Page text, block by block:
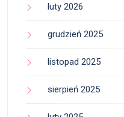
luty 2026
grudzień 2025
listopad 2025
sierpień 2025